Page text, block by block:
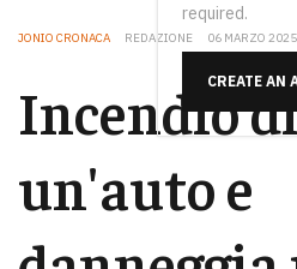
required.
CREATE AN
JONIO CRONACA REDAZIONE 06 MARZO 2025
Incendio
un'auto e